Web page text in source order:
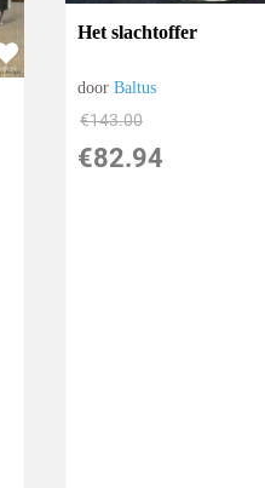
Het slachtoffer
doorBaltus
€143.00
€82.94